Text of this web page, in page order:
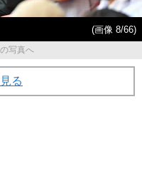
(画像 8/66)
写真へ
る